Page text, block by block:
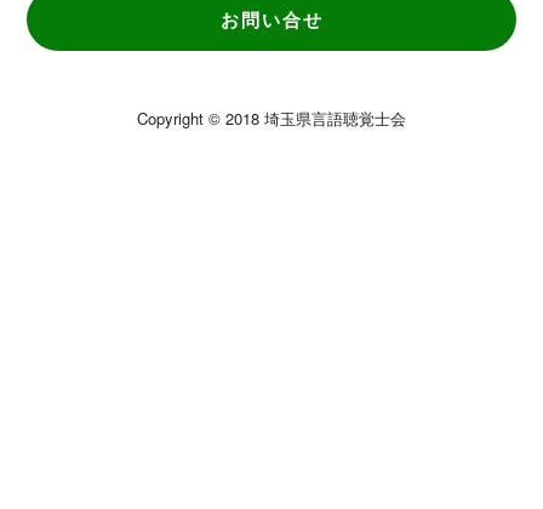
お問い合せ
Copyright © 2018 埼玉県言語聴覚士会